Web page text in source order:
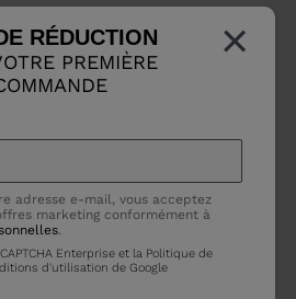
×
RÉDUCTION
PREMIÈRE
adresse e-mail, vous acceptez
marketing conformément à
.
Enterprise et la Politique de
d'utilisation de Google